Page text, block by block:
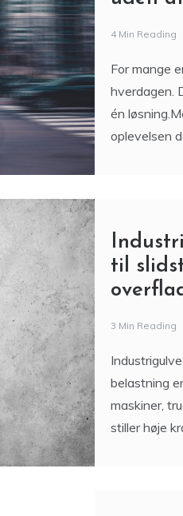
4 Min Reading
For mange
hverdagen.
én
oplevelsen
til
3 Min Reading
belastning
maskiner,
stiller høje